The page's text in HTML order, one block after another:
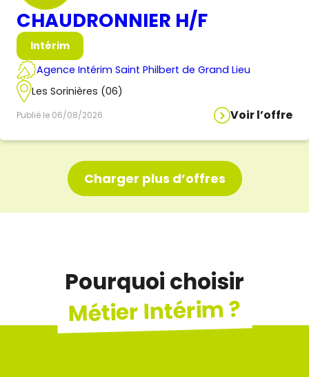
CHAUDRONNIER H/F
Intérim
Agence Intérim Saint Philbert de Grand Lieu
Les Sorinières (06)
Publié le 06/08/2026 Voir l’offre
Charger plus d’offres
Pourquoi choisir
Métier Intérim ?